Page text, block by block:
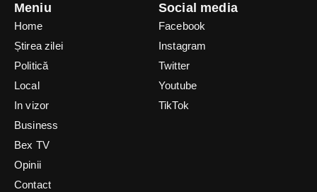
Meniu
Home
Știrea zilei
Politică
Local
In vizor
Business
Bex TV
Opinii
Contact
Social media
Facebook
Instagram
Twitter
Youtube
TikTok